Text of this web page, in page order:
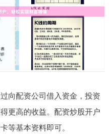
向配资公司借入资金，投资
更高的收益。配资炒股开户
等基本资料即可。